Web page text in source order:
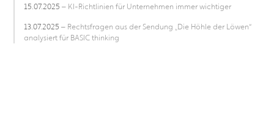
15.07.2025 – KI-Richtlinien für Unternehmen immer wichtiger
13.07.2025 – Rechtsfragen aus der Sendung „Die Höhle der Löwen“
analysiert für BASIC thinking